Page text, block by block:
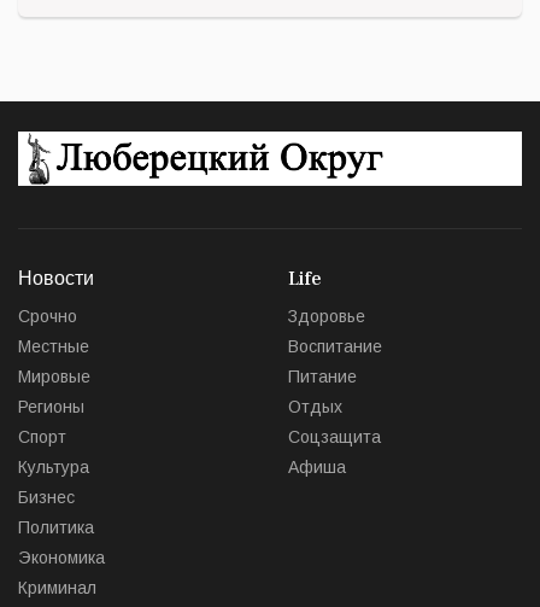
Новости
Срочно
Местные
Мировые
Регионы
Спорт
Культура
Бизнес
Политика
Экономика
Криминал
Life
Здоровье
Воспитание
Питание
Отдых
Соцзащита
Афиша